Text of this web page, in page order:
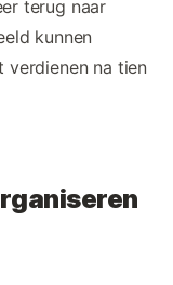
terug naar
kunnen
verdienen na tien